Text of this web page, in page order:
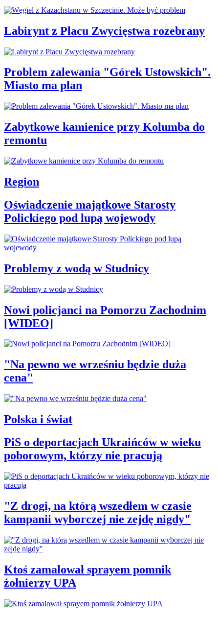
Labirynt z Placu Zwycięstwa rozebrany
Problem zalewania "Górek Ustowskich".
Miasto ma plan
Zabytkowe kamienice przy Kolumba do
remontu
Region
Oświadczenie majątkowe Starosty
Polickiego pod lupą wojewody
Problemy z wodą w Studnicy
Nowi policjanci na Pomorzu Zachodnim
[WIDEO]
"Na pewno we wrześniu będzie duża
cena"
Polska i świat
PiS o deportacjach Ukraińców w wieku
poborowym, którzy nie pracują
"Z drogi, na którą wszedłem w czasie
kampanii wyborczej nie zejdę nigdy"
Ktoś zamalował sprayem pomnik
żołnierzy UPA